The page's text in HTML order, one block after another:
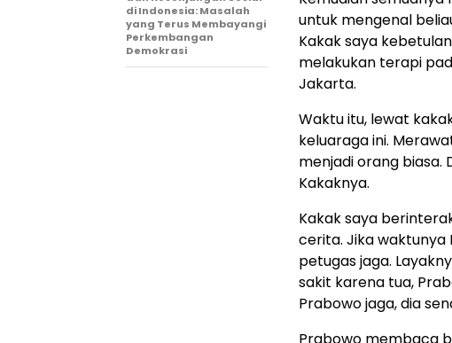
untuk mengenal
Kakak saya
melakukan terapi
Jakarta.
Waktu itu, lewat
keluaraga ini.
menjadi orang biasa.
Kakaknya.
Kakak saya
cerita. Jika waktunya
petugas jaga.
sakit karena tua,
Prabowo jaga, dia
di Indonesia: Masalah
yang Terus Membayangi
Perkembangan
Demokrasi